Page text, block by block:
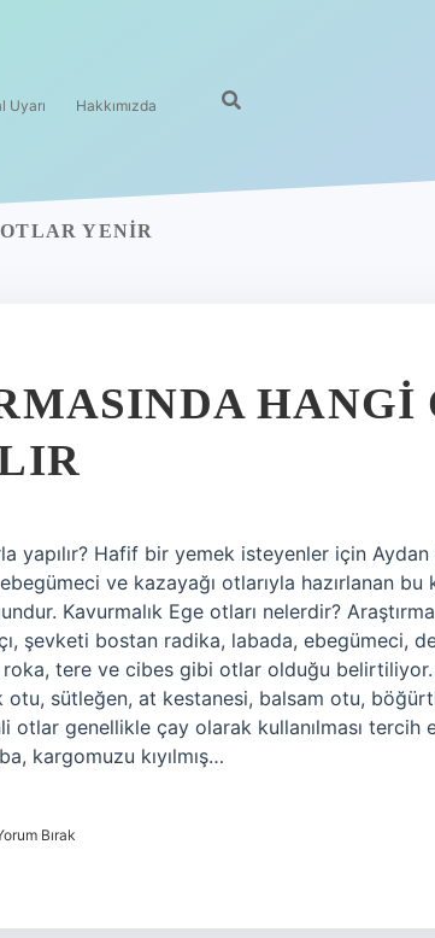
Uyarı Hakkımızda
YENIR
HANGI
yapılır? Hafif bir yemek isteyenler için
ve kazayağı otlarıyla hazırlanan
Kavurmalık Ege otları nelerdir?
şevketi bostan radika, labada, ebegümeci,
tere ve cibes gibi otlar olduğu belirtiliyor.
otu, sütleğen, at kestanesi, balsam otu,
otlar genellikle çay olarak kullanılması tercih
kargomuzu kıyılmış…
Bırak